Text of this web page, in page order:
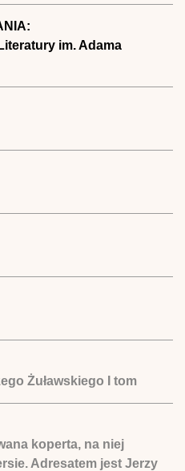
im. Adama
Żuławskiego I tom
koperta, na niej
Adresatem jest Jerzy